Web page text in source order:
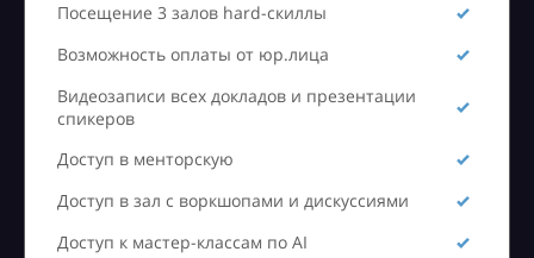
Посещение 3 залов hard-скиллы
Возможность оплаты от юр.лица
Видеозаписи всех докладов и презентации
спикеров
Доступ в менторскую
Доступ в зал с воркшопами и дискуссиями
Доступ к мастер-классам по AI